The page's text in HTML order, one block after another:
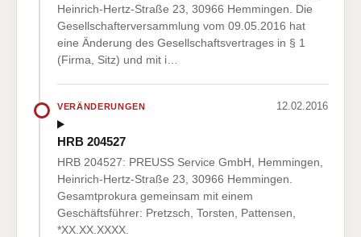
Heinrich-Hertz-Straße 23, 30966 Hemmingen. Die
Gesellschafterversammlung vom 09.05.2016 hat
eine Änderung des Gesellschaftsvertrages in § 1
(Firma, Sitz) und mit i…
VERÄNDERUNGEN 12.02.2016
HRB 204527
HRB 204527: PREUSS Service GmbH, Hemmingen,
Heinrich-Hertz-Straße 23, 30966 Hemmingen.
Gesamtprokura gemeinsam mit einem
Geschäftsführer: Pretzsch, Torsten, Pattensen,
*XX.XX.XXXX.